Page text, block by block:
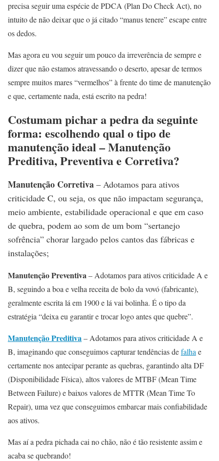
precisa seguir uma espécie de PDCA (Plan Do Check Act), no
intuito de não deixar que o já citado “manus tenere” escape entre
os dedos.
Mas agora eu vou seguir um pouco da irreverência de sempre e
dizer que não estamos atravessando o deserto, apesar de termos
sempre muitos mares “vermelhos” à frente do time de manutenção
e que, certamente nada, está escrito na pedra!
Costumam pichar a pedra da seguinte
forma: escolhendo qual o tipo de
manutenção ideal – Manutenção
Preditiva, Preventiva e Corretiva?
Manutenção Corretiva – Adotamos para ativos
criticidade C, ou seja, os que não impactam segurança,
meio ambiente, estabilidade operacional e que em caso
de quebra, podem ao som de um bom “sertanejo
sofrência” chorar largado pelos cantos das fábricas e
instalações;
Manutenção Preventiva– Adotamos para ativos criticidade A e
B, seguindo a boa e velha receita de bolo da vovó (fabricante),
geralmente escrita lá em 1900 e lá vai bolinha. É o tipo da
estratégia “deixa eu garantir e trocar logo antes que quebre”.
Manutenção Preditiva– Adotamos para ativos criticidade A e
B, imaginando que conseguimos capturar tendências defalhae
certamente nos antecipar perante as quebras, garantindo alta DF
(Disponibilidade Física), altos valores de MTBF (Mean Time
Between Failure) e baixos valores de MTTR (Mean Time To
Repair), uma vez que conseguimos embarcar mais confiabilidade
aos ativos.
Mas aí a pedra pichada cai no chão, não é tão resistente assim e
acaba se quebrando!